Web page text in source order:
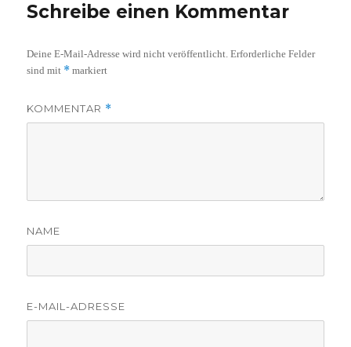
Schreibe einen Kommentar
Deine E-Mail-Adresse wird nicht veröffentlicht. Erforderliche Felder
sind mit * markiert
KOMMENTAR *
NAME
E-MAIL-ADRESSE